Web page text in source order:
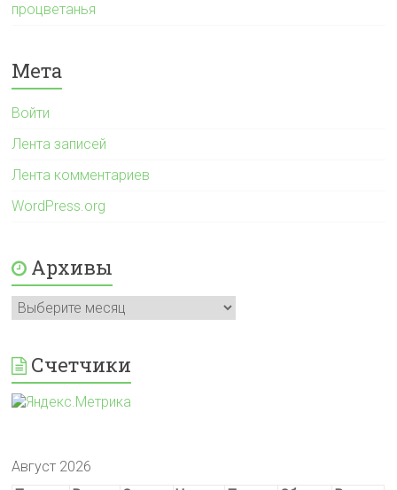
процветанья
Мета
Войти
Лента записей
Лента комментариев
WordPress.org
Архивы
Архивы
Счетчики
Август 2026